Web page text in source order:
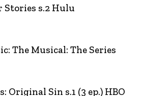
s.2 Hulu
The Musical: The Series
Sin s.1 (3 ep.) HBO